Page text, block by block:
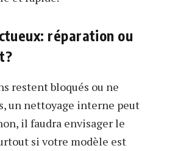
réparation ou
restent bloqués ou ne
un nettoyage interne peut
il faudra envisager le
si votre modèle est